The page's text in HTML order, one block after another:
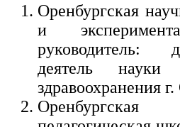
Оренбургская
и
руководитель:
деятель
здравоохранения